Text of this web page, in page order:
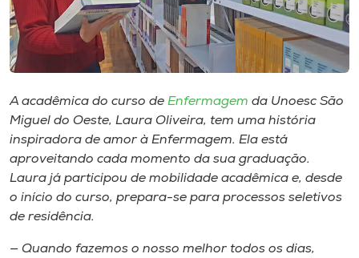
Unoesc
Store
Selecione
o idioma
A+
A-
A acadêmica do curso de Enfermagem da Unoesc São
Miguel do Oeste, Laura Oliveira, tem uma história
inspiradora de amor à Enfermagem. Ela está
aproveitando cada momento da sua graduação.
Laura já participou de mobilidade acadêmica e, desde
o início do curso, prepara-se para processos seletivos
de residência.
— Quando fazemos o nosso melhor todos os dias,